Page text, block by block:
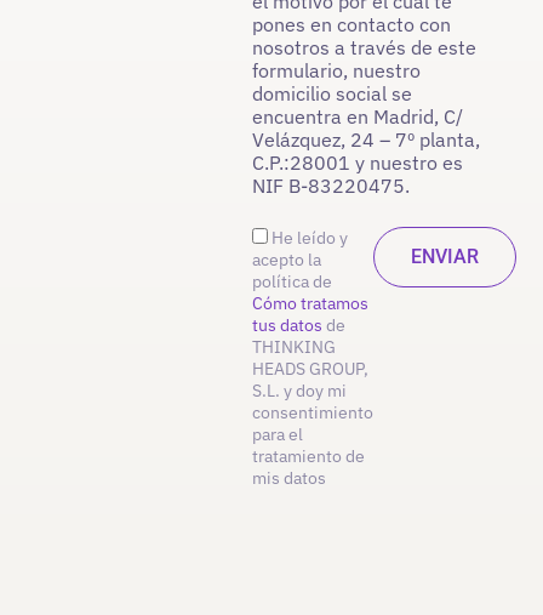
pones en contacto con
nosotros a través de este
formulario, nuestro
domicilio social se
encuentra en Madrid, C/
Velázquez, 24 – 7º planta,
C.P.:28001 y nuestro es
NIF B-83220475.
He leído y
acepto la
política de
Cómo tratamos
tus datos de
THINKING
HEADS GROUP,
S.L. y doy mi
consentimiento
para el
tratamiento de
mis datos